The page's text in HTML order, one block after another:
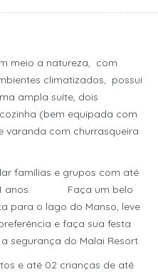
meio a natureza, com
climatizados, possui
ampla suíte, dois
(bem equipada com
varanda com churrasqueira
famílias e grupos com até
11 anos. Faça um belo
para o lago do Manso, leve
e faça sua festa
segurança do Malai Resort.
e até 02 crianças de até